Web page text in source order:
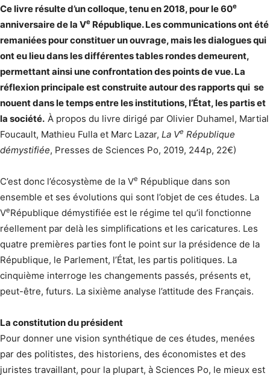
Ce livre résulte d’un colloque, tenu en 2018, pour le 60e
anniversaire de la Ve République. Les communications ont été
remaniées pour constituer un ouvrage, mais les dialogues qui
ont eu lieu dans les différentes tables rondes demeurent,
permettant ainsi une confrontation des points de vue. La
réflexion principale est construite autour des rapports qui se
nouent dans le temps entre les institutions, l’État, les partis et
la société. À propos du livre dirigé par Olivier Duhamel, Martial
Foucault, Mathieu Fulla et Marc Lazar, La Ve République
démystifiée, Presses de Sciences Po, 2019, 244p, 22€)
C’est donc l’écosystème de la Ve République dans son
ensemble et ses évolutions qui sont l’objet de ces études. La
VeRépublique démystifiée est le régime tel qu’il fonctionne
réellement par delà les simplifications et les caricatures. Les
quatre premières parties font le point sur la présidence de la
République, le Parlement, l’État, les partis politiques. La
cinquième interroge les changements passés, présents et,
peut-être, futurs. La sixième analyse l’attitude des Français.
La constitution du président
Pour donner une vision synthétique de ces études, menées
par des politistes, des historiens, des économistes et des
juristes travaillant, pour la plupart, à Sciences Po, le mieux est